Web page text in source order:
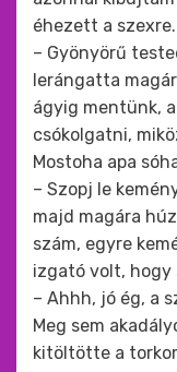
éhezett a szexre.
– Gyönyörű
lerángatta
ágyig mentünk,
csókolgatni,
Mostoha apa
– Szopj le
majd magára
szám, egyre
izgató volt, hogy
– Ahhh, jó ég, a
Meg sem
kitöltötte a